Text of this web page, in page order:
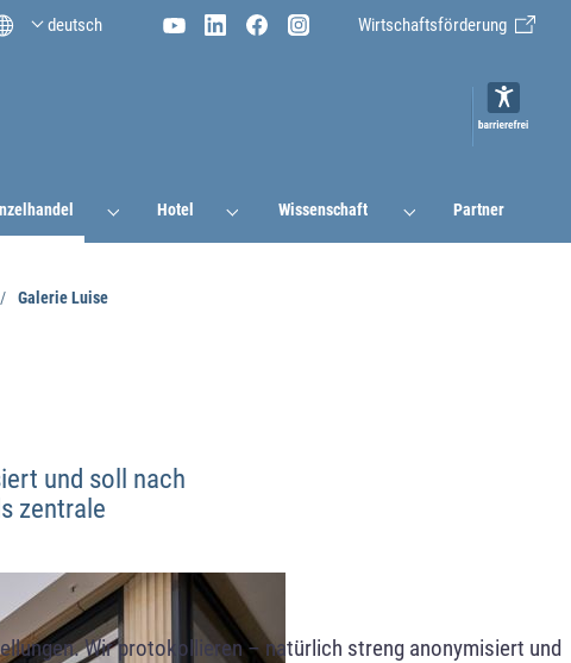
Wir protokollieren – natürlich streng anonymisiert und
Hotel Wissenschaft Partner
deutsch Wirtschaftsförderung
Galerie Luise
und soll nach
zentrale